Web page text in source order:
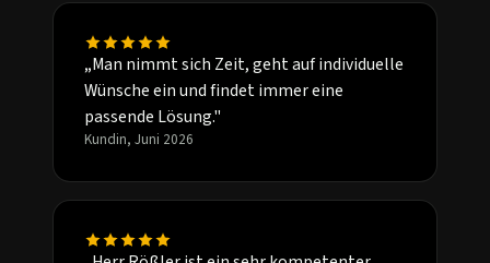
„Man nimmt sich Zeit, geht auf individuelle
Wünsche ein und findet immer eine
passende Lösung."
Kundin, Juni 2026